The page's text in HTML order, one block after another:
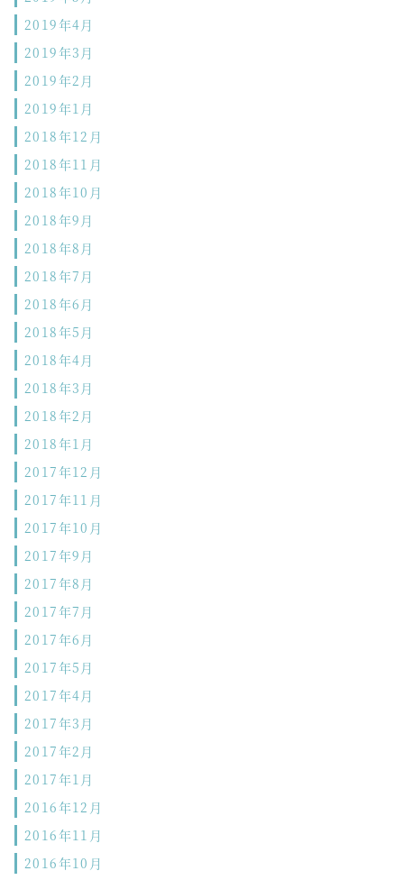
2019年4月
2019年3月
2019年2月
2019年1月
2018年12月
2018年11月
2018年10月
2018年9月
2018年8月
2018年7月
2018年6月
2018年5月
2018年4月
2018年3月
2018年2月
2018年1月
2017年12月
2017年11月
2017年10月
2017年9月
2017年8月
2017年7月
2017年6月
2017年5月
2017年4月
2017年3月
2017年2月
2017年1月
2016年12月
2016年11月
2016年10月